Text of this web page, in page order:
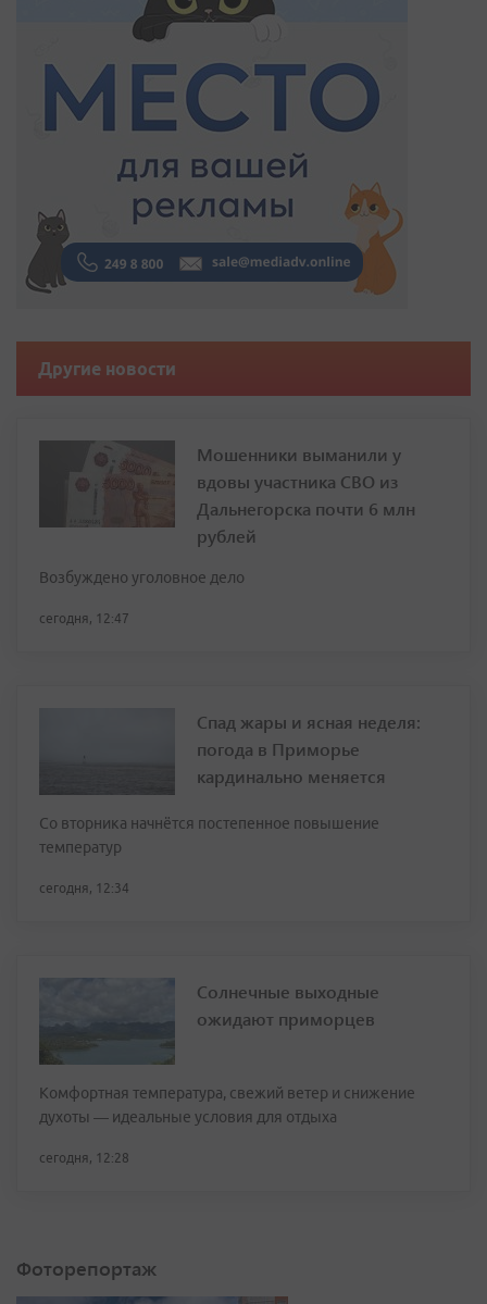
Другие новости
Мошенники выманили у
вдовы участника СВО из
Дальнегорска почти 6 млн
рублей
Возбуждено уголовное дело
сегодня, 12:47
Спад жары и ясная неделя:
погода в Приморье
кардинально меняется
Со вторника начнётся постепенное повышение
температур
сегодня, 12:34
Солнечные выходные
ожидают приморцев
Комфортная температура, свежий ветер и снижение
духоты — идеальные условия для отдыха
сегодня, 12:28
Фоторепортаж